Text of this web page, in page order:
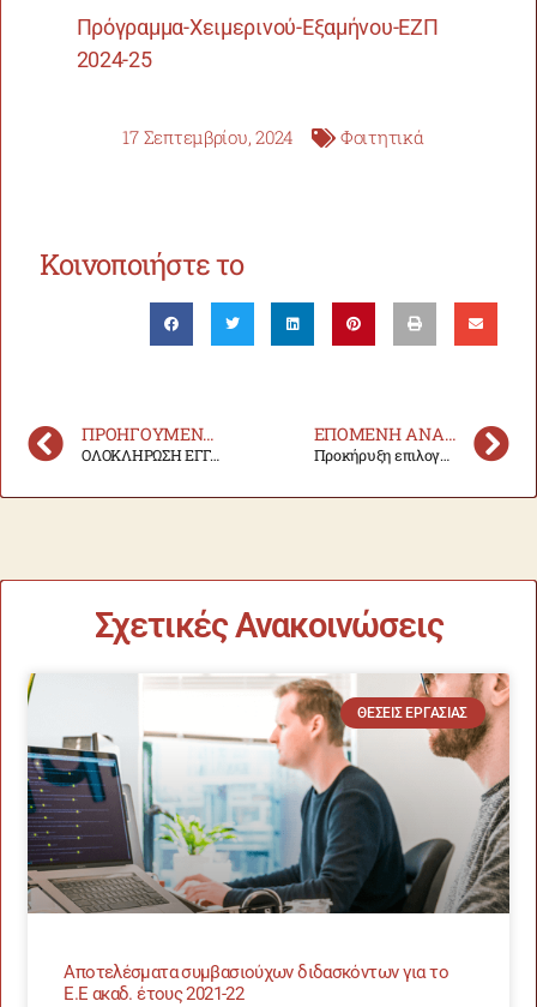
Πρόγραμμα-Χειμερινού-Εξαμήνου-ΕΖΠ
2024-25
17 Σεπτεμβρίου, 2024 Φοιτητικά
Κοινοποιήστε το
ΠΡΟΗΓΟΎΜΕΝΗ ΑΝΑΚΟΊΝΩΣΗ
ΟΛΟΚΛΗΡΩΣΗ ΕΓΓΡΑΦΗΣ ΠΡΩΤΟΕΤΩΝ ΑΚΑΔΗΜΑΪΚΟΥ ΕΤΟΥΣ 2024-2025
ΕΠΌΜΕΝΗ ΑΝΑΚΟΊΝΩΣΗ
Προκήρυξη επιλογής υποτρόφων, για σπουδές Δεύτερου Κύκλου (μεταπτυχιακές) και Τρίτου Κύκλου (διδακτορικές)
Σχετικές Ανακοινώσεις
ΘΈΣΕΙΣ ΕΡΓΑΣΊΑΣ
Αποτελέσματα συμβασιούχων διδασκόντων για το
Ε.Ε ακαδ. έτους 2021-22